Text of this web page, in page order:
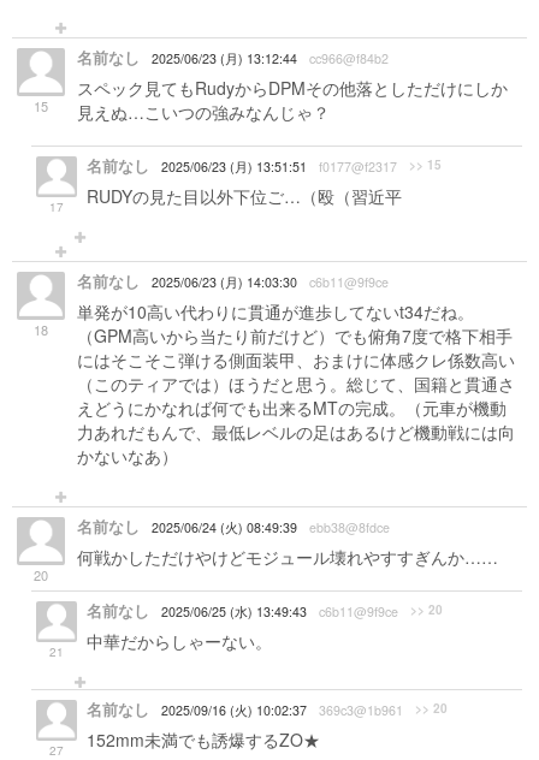
15
名前なし 2025/06/23 (月) 13:12:44 cc966@f84b2
スペック見てもRudyからDPMその他落としただけにしか
見えぬ…こいつの強みなんじゃ？
17
名前なし 2025/06/23 (月) 13:51:51 f0177@f2317 >> 15
RUDYの見た目以外下位ご…（殴（習近平
18
名前なし 2025/06/23 (月) 14:03:30 c6b11@9f9ce
単発が10高い代わりに貫通が進歩してないt34だね。
（GPM高いから当たり前だけど）でも俯角7度で格下相手
にはそこそこ弾ける側面装甲、おまけに体感クレ係数高い
（このティアでは）ほうだと思う。総じて、国籍と貫通さ
えどうにかなれば何でも出来るMTの完成。（元車が機動
力あれだもんで、最低レベルの足はあるけど機動戦には向
かないなあ）
20
名前なし 2025/06/24 (火) 08:49:39 ebb38@8fdce
何戦かしただけやけどモジュール壊れやすすぎんか……
21
名前なし 2025/06/25 (水) 13:49:43 c6b11@9f9ce >> 20
中華だからしゃーない。
27
名前なし 2025/09/16 (火) 10:02:37 369c3@1b961 >> 20
152mm未満でも誘爆するZO★